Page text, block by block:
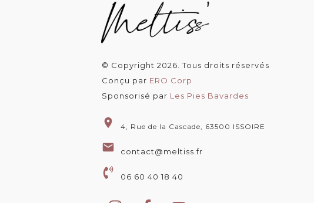
© Copyright 2026 . Tous droits réservés
Conçu par ERO Corp
Sponsorisé par Les Pies Bavardes
4, Rue de la Cascade, 63500 ISSOIRE
contact@meltiss.fr
06 60 40 18 40